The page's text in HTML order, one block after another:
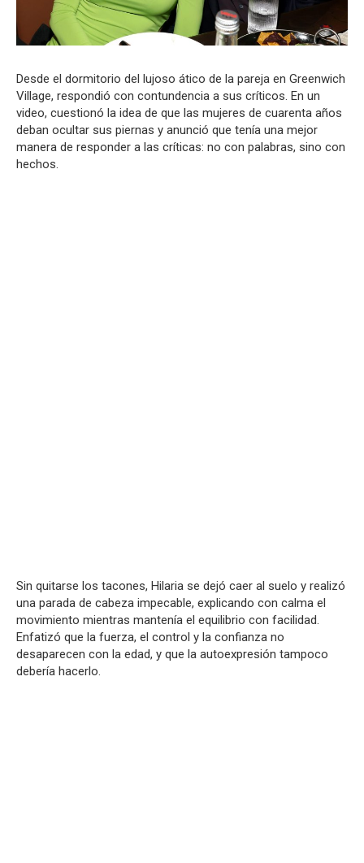
Desde el dormitorio del lujoso ático de la pareja en Greenwich
Village, respondió con contundencia a sus críticos. En un
video, cuestionó la idea de que las mujeres de cuarenta años
deban ocultar sus piernas y anunció que tenía una mejor
manera de responder a las críticas: no con palabras, sino con
hechos.
Sin quitarse los tacones, Hilaria se dejó caer al suelo y realizó
una parada de cabeza impecable, explicando con calma el
movimiento mientras mantenía el equilibrio con facilidad.
Enfatizó que la fuerza, el control y la confianza no
desaparecen con la edad, y que la autoexpresión tampoco
debería hacerlo.